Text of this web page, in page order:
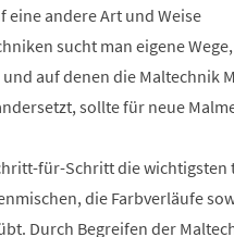
andere Art und Weise
sucht man eigene
auf denen die Maltechnik
sollte für neue
für-Schritt die wichtigsten
die Farbverläufe
Durch Begreifen der